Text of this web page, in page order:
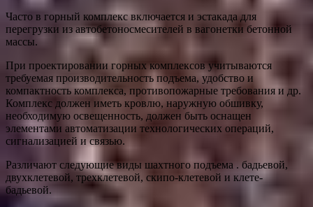
Часто в горный комплекс включается и эстакада для
перегрузки из автобетоносмесителей в вагонетки бетонной
массы.
При проектировании горных комплексов учитываются
требуемая производительность подъема, удобство и
компактность комплекса, противопожарные требования и др.
Комплекс должен иметь кровлю, наружную обшивку,
необходимую освещенность, должен быть оснащен
элементами автоматизации технологических операций,
сигнализацией и связью.
Различают следующие виды шахтного подъема . бадьевой,
двухклетевой, трехклетевой, скипо-клетевой и клете-
бадьевой.